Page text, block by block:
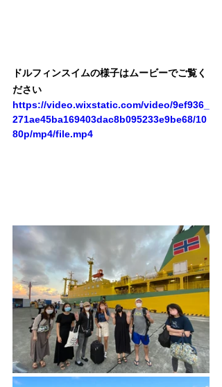
ドルフィンスイムの様子はムービーでご覧く
ださい
https://video.wixstatic.com/video/9ef936_
271ae45ba169403dac8b095233e9be68/10
80p/mp4/file.mp4